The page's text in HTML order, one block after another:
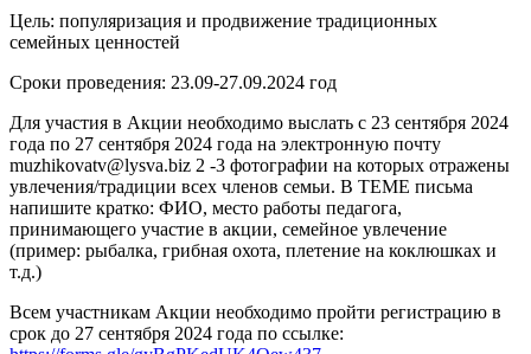
Цель: популяризация и продвижение традиционных
семейных ценностей
Сроки проведения: 23.09-27.09.2024 год
Для участия в Акции необходимо выслать с 23 сентября 2024
года по 27 сентября 2024 года на электронную почту
muzhikovatv@lysva.biz 2 -3 фотографии на которых отражены
увлечения/традиции всех членов семьи. В ТЕМЕ письма
напишите кратко: ФИО, место работы педагога,
принимающего участие в акции, семейное увлечение
(пример: рыбалка, грибная охота, плетение на коклюшках и
т.д.)
Всем участникам Акции необходимо пройти регистрацию в
срок до 27 сентября 2024 года по ссылке: